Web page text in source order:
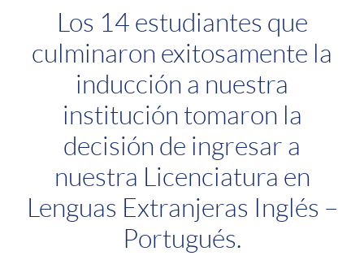
Los 14 estudiantes que
culminaron exitosamente la
inducción a nuestra
institución tomaron la
decisión de ingresar a
nuestra Licenciatura en
Lenguas Extranjeras Inglés –
Portugués.